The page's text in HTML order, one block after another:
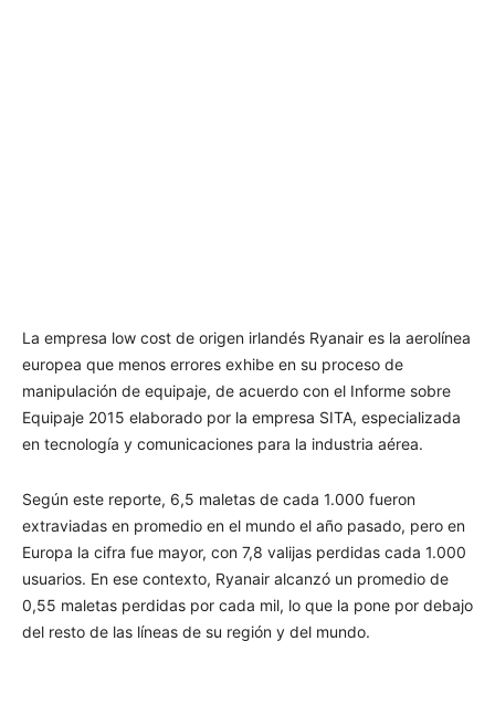
La empresa low cost de origen irlandés Ryanair es la aerolínea
europea que menos errores exhibe en su proceso de
manipulación de equipaje, de acuerdo con el Informe sobre
Equipaje 2015 elaborado por la empresa SITA, especializada
en tecnología y comunicaciones para la industria aérea.
Según este reporte, 6,5 maletas de cada 1.000 fueron
extraviadas en promedio en el mundo el año pasado, pero en
Europa la cifra fue mayor, con 7,8 valijas perdidas cada 1.000
usuarios. En ese contexto, Ryanair alcanzó un promedio de
0,55 maletas perdidas por cada mil, lo que la pone por debajo
del resto de las líneas de su región y del mundo.